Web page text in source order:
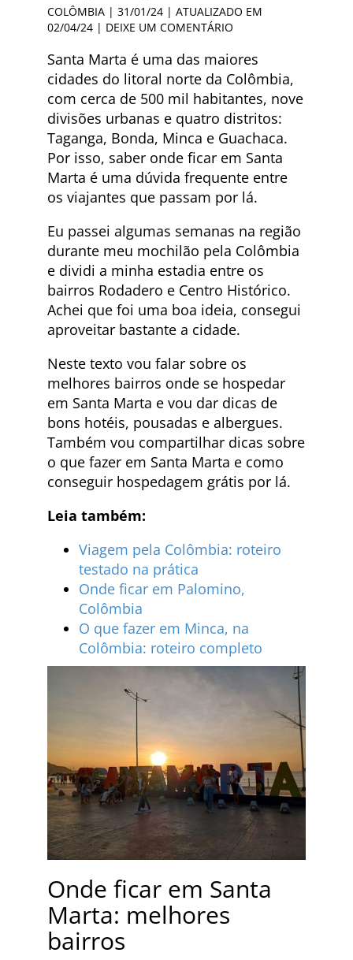
COLÔMBIA | 31/01/24 | ATUALIZADO EM
02/04/24 | DEIXE UM COMENTÁRIO
Santa Marta é uma das maiores
cidades do litoral norte da Colômbia,
com cerca de 500 mil habitantes, nove
divisões urbanas e quatro distritos:
Taganga, Bonda, Minca e Guachaca.
Por isso, saber onde ficar em Santa
Marta é uma dúvida frequente entre
os viajantes que passam por lá.
Eu passei algumas semanas na região
durante meu mochilão pela Colômbia
e dividi a minha estadia entre os
bairros Rodadero e Centro Histórico.
Achei que foi uma boa ideia, consegui
aproveitar bastante a cidade.
Neste texto vou falar sobre os
melhores bairros onde se hospedar
em Santa Marta e vou dar dicas de
bons hotéis, pousadas e albergues.
Também vou compartilhar dicas sobre
o que fazer em Santa Marta e como
conseguir hospedagem grátis por lá.
Leia também:
Viagem pela Colômbia: roteiro
testado na prática
Onde ficar em Palomino,
Colômbia
O que fazer em Minca, na
Colômbia: roteiro completo
Onde ficar em Santa
Marta: melhores
bairros